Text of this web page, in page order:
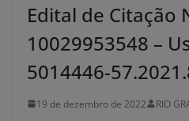
Edital de Citação
10029953548 –
5014446-
19 de dezembro de 2022 RIO